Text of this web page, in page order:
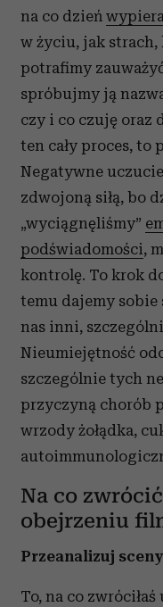
na co dzień
w życiu, jak strach,
potrafimy
spróbujmy ją
czy i co czuję oraz
ten cały proces, to
Negatywne
zdwojoną siłą, bo
„wyciągnęliśmy”
podświadomości,
kontrolę. To krok
temu dajemy sobie
nas inni,
Nieumiejętność
szczególnie tych
przyczyną chorób
wrzody żołądka,
Na co
obejrzeniu
Przeanalizuj
To, na co